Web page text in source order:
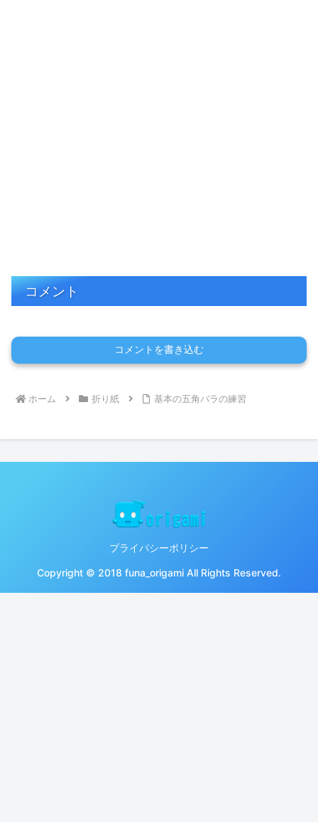
コメント
コメントを書き込む
ホーム 折り紙 基本の五角バラの練習
プライバシーポリシー
Copyright © 2018 funa_origami All Rights Reserved.